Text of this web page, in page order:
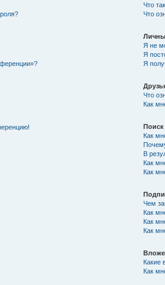
Что
Что
Я не
Я
Я
Что
Как
Как
В
Как
Как
Чем
Как
Как
Как
Какие
Как